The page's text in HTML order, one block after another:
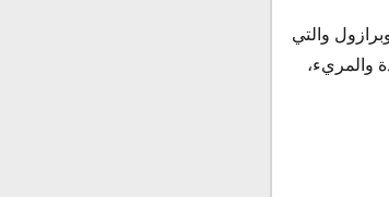
والتي
والمريء،